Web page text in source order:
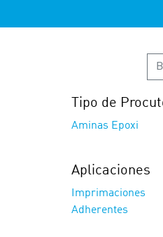
Tipo de
Aminas Epoxi
Aplicaciones
Imprimaciones
Adherentes